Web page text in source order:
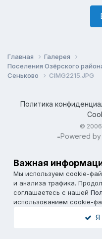
Главная
Галерея
Поселения Озёрского
Сеньково
CIMG2215.JPG
Политика
©
=Powered by
Важная
Мы используем cookie-
и анализа трафика.
соглашаетесь с нашей
использованием cookie-
Я